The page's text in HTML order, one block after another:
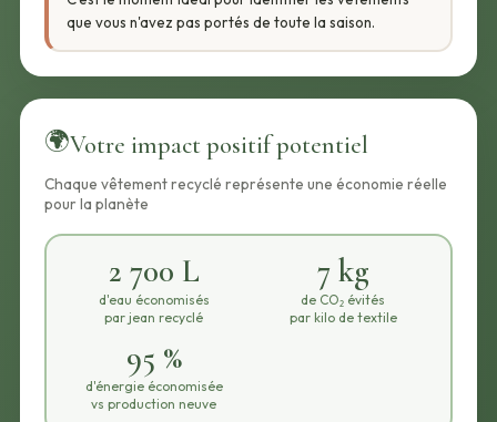
que vous n'avez pas portés de toute la saison.
🌍Votre impact positif potentiel
Chaque vêtement recyclé représente une économie réelle
pour la planète
2 700 L
d'eau économisés
par jean recyclé
7 kg
de CO₂ évités
par kilo de textile
95 %
d'énergie économisée
vs production neuve